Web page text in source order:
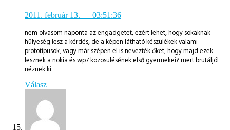
2011. február 13. — 03:51:36
nem olvasom naponta az engadgetet, ezért lehet, hogy sokaknak
hülyeség lesz a kérdés, de a képen látható készülékek valami
prototípusok, vagy már szépen el is nevezték őket, hogy majd ezek
lesznek a nokia és wp7 közösülésének első gyermekei? mert brutáljól
néznek ki.
Válasz